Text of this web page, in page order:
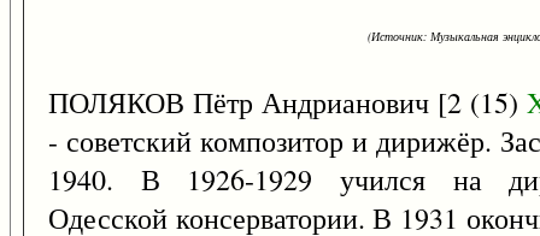
(Источник: Музыкальная
ПОЛЯКОВ Пётр Андрианович [2 (15)
- советский композитор и дирижёр.
1940. В 1926-1929 учился на
Одесской консерватории. В 1931